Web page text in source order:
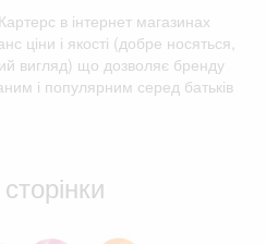
в інтернет магазинах
ціни і якості (добре носяться,
вигляд) що дозволяє бренду
і популярним серед батьків